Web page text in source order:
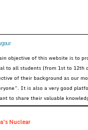
objective of this website is to
to all students (from 1st to 12th
of their background as our
It is also a very good
to share their valuable
Nuclear